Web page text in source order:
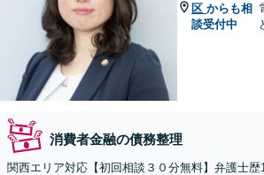
区 からも相
談受付中
消費者金融の債務整理
関西エリア対応【初回相談３０分無料】弁護士